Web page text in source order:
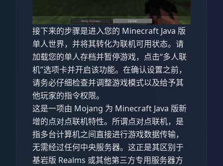
接下来的步骤是进入您的 Minecraft Java 版
单人世界，并将其转化为联机可用状态。请
加载您的单人存档并暂停游戏，点击“多人联
机”选项卡并开启该功能。在确认设置之前，
请务必仔细检查并调整游戏模式以及给予其
他玩家的指令权限。
这是一项由 Mojang 为 Minecraft Java 版新
增的点对点联机特性。所谓点对点联机，是
指多台计算机之间直接进行游戏数据传输，
无需经过任何中央服务器。这正是其区别于
基岩版 Realms 或其他第三方专用服务器方